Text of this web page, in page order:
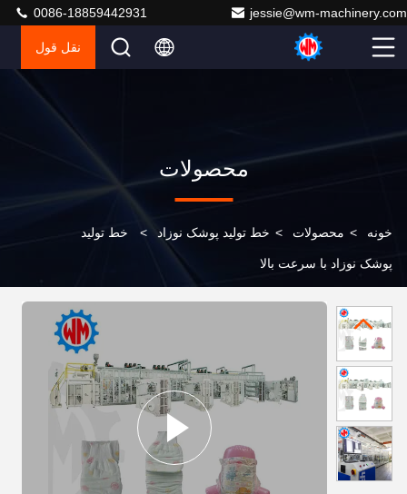
jessie@wm-machinery.com
0086-18859442931
نقل قول
محصولات
خونه > محصولات > خط تولید پوشک نوزاد > خط تولید
پوشک نوزاد با سرعت بالا